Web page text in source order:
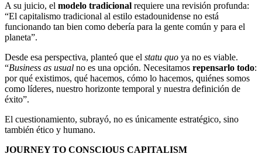
A su juicio, el modelo tradicional requiere una revisión profunda:
“El capitalismo tradicional al estilo estadounidense no está
funcionando tan bien como debería para la gente común y para el
planeta”.
Desde esa perspectiva, planteó que el statu quo ya no es viable.
“Business as usual no es una opción. Necesitamos repensarlo todo:
por qué existimos, qué hacemos, cómo lo hacemos, quiénes somos
como líderes, nuestro horizonte temporal y nuestra definición de
éxito”.
El cuestionamiento, subrayó, no es únicamente estratégico, sino
también ético y humano.
JOURNEY TO CONSCIOUS CAPITALISM